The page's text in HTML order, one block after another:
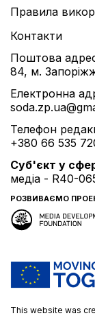
Правила
Контакти
Поштова
84, м.
Електронна
Телефон
+380 66 535
Cуб'єкт у
медіа - R40-
РОЗВИВАЄМО
This website was